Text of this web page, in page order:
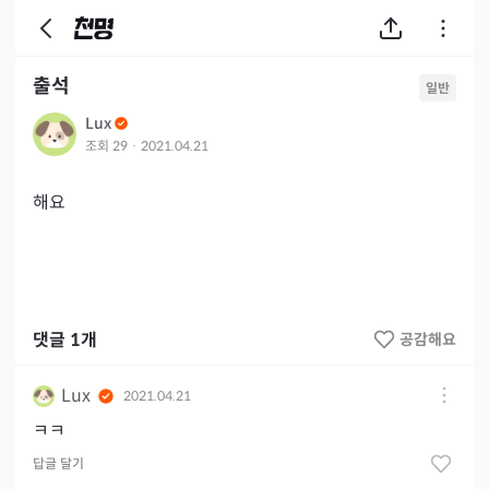
출석 일반
Lux
조회 29 · 2021.04.21
해요
댓글 1개 공감해요
Lux 2021.04.21
ㅋㅋ
답글 달기